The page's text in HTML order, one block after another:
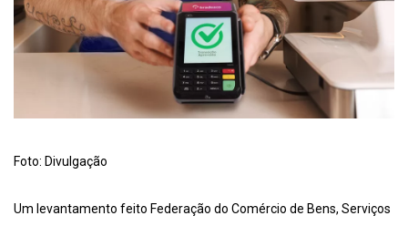
Foto: Divulgação
Um levantamento feito Federação do Comércio de Bens, Serviços